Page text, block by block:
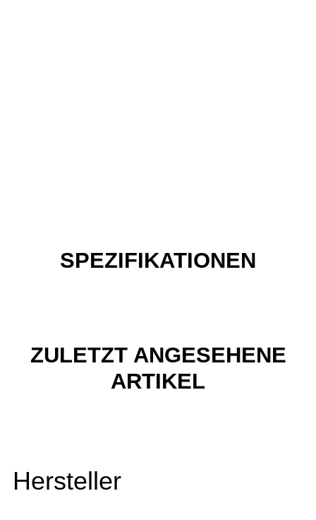
SPEZIFIKATIONEN
ZULETZT ANGESEHENE
ARTIKEL
Hersteller